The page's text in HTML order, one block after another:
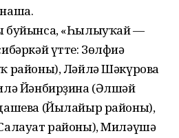
буйынса, «Һылыуҡай —
үтте: Зөлфиә
районы), Ләйлә Шәкүрова
Йәнбирҙина (Әлшәй
(Йылайыр районы),
районы), Миләүшә